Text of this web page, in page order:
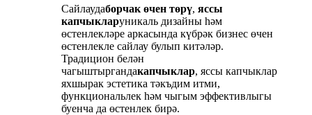
Сайлаудаборчак өчен төрү, яссы
капчыкларуникаль дизайны һәм
өстенлекләре аркасында күбрәк бизнес өчен
өстенлекле сайлау булып китәләр.
Традицион белән
чагыштыргандакапчыклар, яссы капчыклар
яхшырак эстетика тәкъдим итми,
функциональлек һәм чыгым эффективлыгы
буенча да өстенлек бирә.